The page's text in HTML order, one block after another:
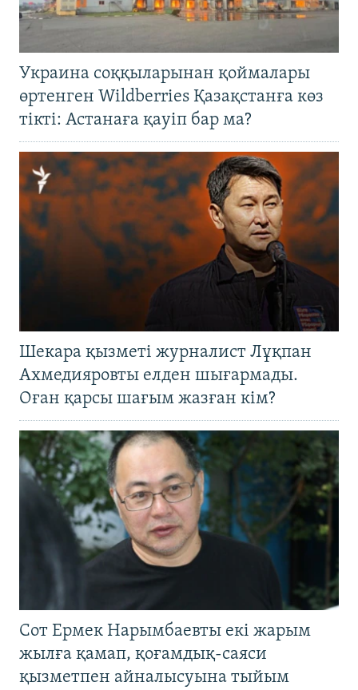
Украина соққыларынан қоймалары
өртенген Wildberries Қазақстанға көз
тікті: Астанаға қауіп бар ма?
Шекара қызметі журналист Лұқпан
Ахмедияровты елден шығармады.
Оған қарсы шағым жазған кім?
Сот Ермек Нарымбаевты екі жарым
жылға қамап, қоғамдық-саяси
қызметпен айналысуына тыйым